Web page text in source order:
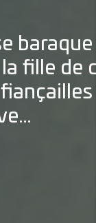
fille de